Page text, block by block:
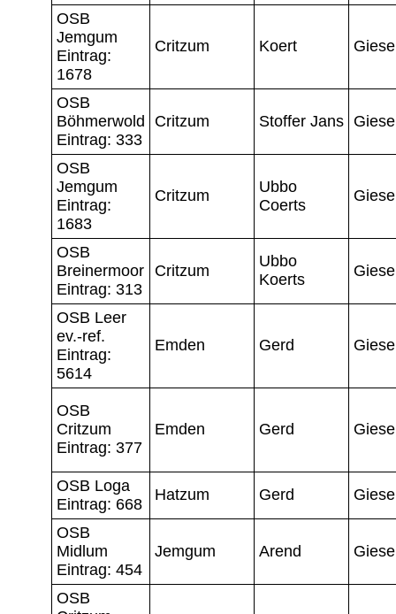
OSB
Jemgum
Eintrag:
1678
Critzum Koert
OSB
Böhmerwold
Eintrag: 333
Critzum Stoffer Jans
OSB
Jemgum
Eintrag:
1683
Critzum
Ubbo
Coerts
OSB
Breinermoor
Eintrag: 313
Critzum
Ubbo
Koerts
OSB Leer
ev.-ref.
Eintrag:
5614
Emden Gerd
OSB
Critzum
Eintrag: 377
Emden Gerd
OSB Loga
Eintrag: 668
Hatzum Gerd
OSB
Midlum
Eintrag: 454
Jemgum Arend
OSB